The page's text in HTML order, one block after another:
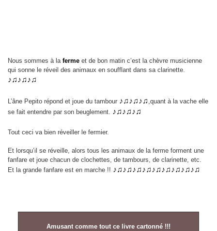
Nous sommes à la ferme et de bon matin c’est la chèvre musicienne
qui sonne le réveil des animaux en soufflant dans sa clarinette.
♪♫♪♫♪♫
L’âne Pepito répond et joue du tambour ♪♫♪♫♪♫ ,quant à la vache elle
se fait entendre par son beuglement. ♪♫♪♫♪♫
Tout ceci va bien réveiller le fermier.
Et lorsqu’il se réveille, alors tous les animaux de la ferme forment une
fanfare et joue chacun de clochettes, de tambours, de clarinette, etc.
Et la grande fanfare est en marche !! ♪♫♪♫♪♫♪♫♪♫♪♫♪♫♪♫♪♫
Amusant comme tout ce livre cartonné !!!